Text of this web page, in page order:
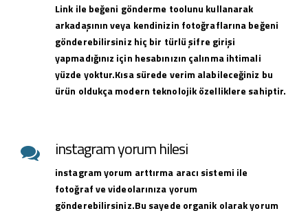
Link ile beğeni gönderme toolunu kullanarak
arkadaşının veya kendinizin fotoğraflarına beğeni
gönderebilirsiniz hiç bir türlü şifre girişi
yapmadığınız için hesabınızın çalınma ihtimali
yüzde yoktur.Kısa sürede verim alabileceğiniz bu
ürün oldukça modern teknolojik özelliklere sahiptir.
instagram yorum hilesi
instagram yorum arttırma aracı sistemi ile
fotoğraf ve videolarınıza yorum
gönderebilirsiniz.Bu sayede organik olarak yorum